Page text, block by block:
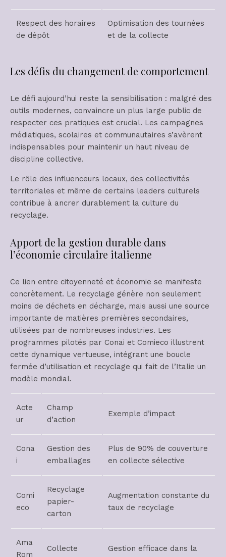
Respect des horaires
de dépôt
Optimisation des tournées
et de la collecte
Les défis du changement de comportement
Le défi aujourd’hui reste la sensibilisation : malgré des
outils modernes, convaincre un plus large public de
respecter ces pratiques est crucial. Les campagnes
médiatiques, scolaires et communautaires s’avèrent
indispensables pour maintenir un haut niveau de
discipline collective.
Le rôle des influenceurs locaux, des collectivités
territoriales et même de certains leaders culturels
contribue à ancrer durablement la culture du
recyclage.
Apport de la gestion durable dans
l’économie circulaire italienne
Ce lien entre citoyenneté et économie se manifeste
concrètement. Le recyclage génère non seulement
moins de déchets en décharge, mais aussi une source
importante de matières premières secondaires,
utilisées par de nombreuses industries. Les
programmes pilotés par Conai et Comieco illustrent
cette dynamique vertueuse, intégrant une boucle
fermée d’utilisation et recyclage qui fait de l’Italie un
modèle mondial.
Acte
ur
Champ
d’action
Exemple d’impact
Cona
i
Gestion des
emballages
Plus de 90% de couverture
en collecte sélective
Comi
eco
Recyclage
papier-
carton
Augmentation constante du
taux de recyclage
Ama
Rom
Collecte
Gestion efficace dans la